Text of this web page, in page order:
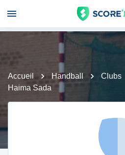
Accueil Handball Clubs
Haima Sada